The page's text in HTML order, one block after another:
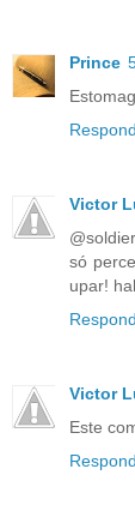
Prince
Victor
só
upar!
Victor
Este